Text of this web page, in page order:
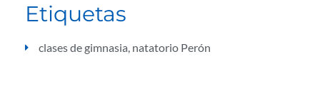
Etiquetas
clases de gimnasia, natatorio Perón